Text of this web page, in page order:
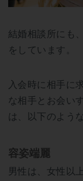
結婚相談所にも
をしています。
入会時に相手に
な相手とお会い
は、以下のよう
容姿端麗
男性は、女性以